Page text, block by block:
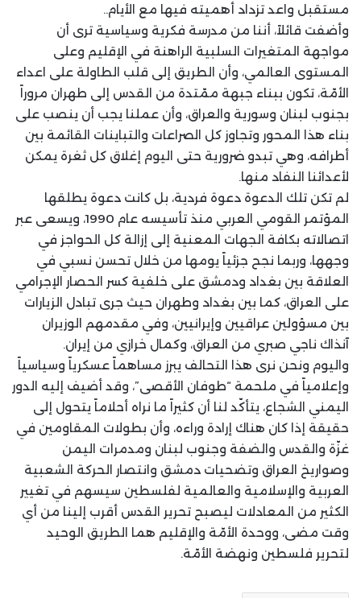
مستقبل واعد تزداد أهميته فيها مع الأيام..
وأضفت قائلاً، أننا من مدرسة فكرية وسياسية ترى أن
مواجهة المتغيرات السلبية الراهنة في الإقليم وعلى
المستوى العالمي، وأن الطريق إلى قلب الطاولة على اعداء
الأمّة، تكون ببناء جبهة ممّتدة من القدس إلى طهران مروراً
بجنوب لبنان وسورية والعراق، وأن عملنا يجب أن ينصب على
بناء هذا المحور وتجاوز كل الصراعات والتباينات القائمة بين
أطرافه، وهي تبدو ضرورية حتى اليوم إغلاق كل ثغرة يمكن
لأعدائنا النفاد منها.
لم تكن تلك الدعوة دعوة فردية، بل كانت دعوة يطلقها
المؤتمر القومي العربي منذ تأسيسه عام 1990، ويسعى عبر
اتصالاته بكافة الجهات المعنية إلى إزالة كل الحواجز في
وجهها، وربما نجح جزئياً يومها من خلال تحسن نسبي في
العلاقة بين بغداد ودمشق على خلفية كسر الحصار الإجرامي
على العراق، كما بين بغداد وطهران حيث جرى تبادل الزيارات
بين مسؤولين عراقيين وإيرانيين، وفي مقدمهم الوزيران
آنذاك ناجي صبري من العراق، وكمال خرازي من إيران.
واليوم ونحن نرى هذا التحالف يبرز مساهماً عسكرياً وسياسياً
وإعلامياً في ملحمة “طوفان الأقصى”، وقد أضيف إليه الدور
اليمني الشجاع، يتأكّد لنا أن كثيراً ما نراه أحلاماً يتحول إلى
حقيقة إذا كان هناك إرادة وراءه، وأن بطولات المقاومين في
غزّة والقدس والضفة وجنوب لبنان ومدمرات اليمن
وصواريخ العراق وتضحيات دمشق وانتصار الحركة الشعبية
العربية والإسلامية والعالمية لفلسطين سيسهم في تغيير
الكثير من المعادلات ليصبح تحرير القدس أقرب إلينا من أي
وقت مضى، ووحدة الأمّة والإقليم هما الطريق الوحيد
لتحرير فلسطين ونهضة الأمّة.